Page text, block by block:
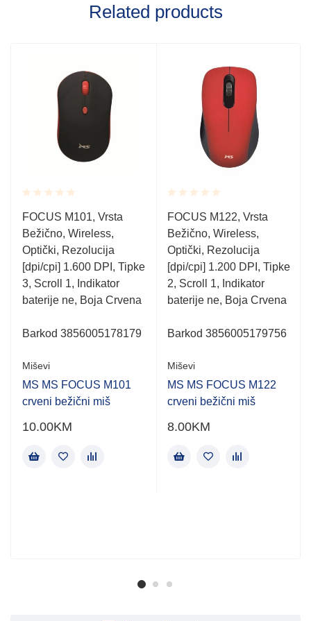
Related products
Rated
0.001
out
of
5
FOCUS M101, Vrsta
Bežično, Wireless,
Optički, Rezolucija
[dpi/cpi] 1.600 DPI, Tipke
3, Scroll 1, Indikator
baterije ne, Boja Crvena
Barkod 3856005178179
Miševi
MS MS FOCUS M101
crveni bežični miš
10.00KM
Rated
0.001
out
of
5
FOCUS M122, Vrsta
Bežično, Wireless,
Optički, Rezolucija
[dpi/cpi] 1.200 DPI, Tipke
2, Scroll 1, Indikator
baterije ne, Boja Crvena
Barkod 3856005179756
Miševi
MS MS FOCUS M122
crveni bežični miš
8.00KM